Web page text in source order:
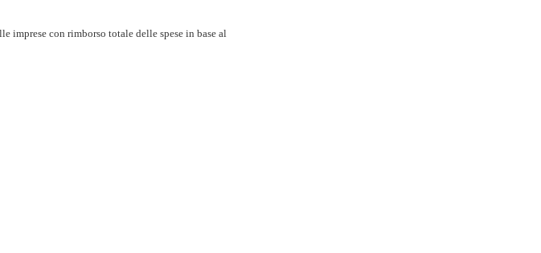
impresecon rimborso totale delle spese in base al